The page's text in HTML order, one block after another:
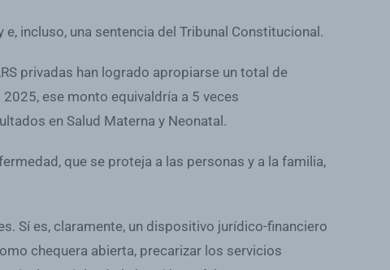
incluso, una sentencia del Tribunal Constitucional.
privadas han logrado apropiarse un total de
ese monto equivaldría a 5 veces
en Salud Materna y Neonatal.
que se proteja a las personas y a la familia,
Sí es, claramente, un dispositivo jurídico-financiero
chequera abierta, precarizar los servicios